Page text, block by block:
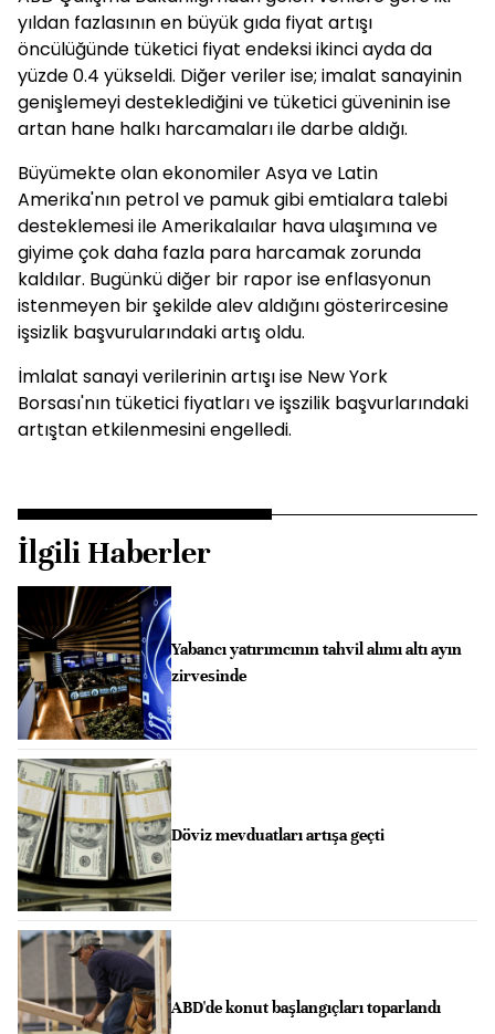
yıldan fazlasının en büyük gıda fiyat artışı
öncülüğünde tüketici fiyat endeksi ikinci ayda da
yüzde 0.4 yükseldi. Diğer veriler ise; imalat sanayinin
genişlemeyi desteklediğini ve tüketici güveninin ise
artan hane halkı harcamaları ile darbe aldığı.
Büyümekte olan ekonomiler Asya ve Latin
Amerika'nın petrol ve pamuk gibi emtialara talebi
desteklemesi ile Amerikalaılar hava ulaşımına ve
giyime çok daha fazla para harcamak zorunda
kaldılar. Bugünkü diğer bir rapor ise enflasyonun
istenmeyen bir şekilde alev aldığını gösterircesine
işsizlik başvurularındaki artış oldu.
İmlalat sanayi verilerinin artışı ise New York
Borsası'nın tüketici fiyatları ve işszilik başvurlarındaki
artıştan etkilenmesini engelledi.
İlgili Haberler
Yabancı yatırımcının tahvil alımı altı ayın
zirvesinde
Döviz mevduatları artışa geçti
ABD'de konut başlangıçları toparlandı